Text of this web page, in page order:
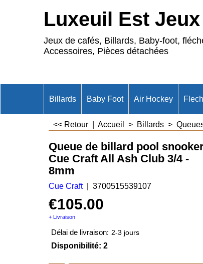
Luxeuil Est Jeux
Jeux de cafés, Billards, Baby-foot,
Accessoires, Pièces détachées
Billards Baby Foot Air Hockey
<< Retour Accueil > Billards >
Queue de billard pool
Cue Craft All Ash Club 3/4 -
8mm
Cue Craft 3700515539107
€105.00
+ Livraison
Délai de livraison: 2-3 jours
Disponibilité: 2